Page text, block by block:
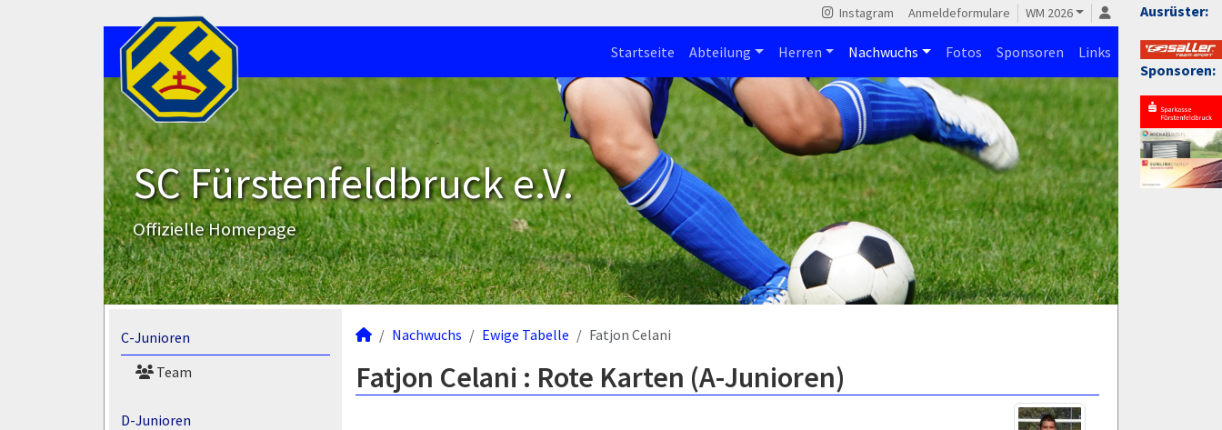
Ausrüster:
Sponsoren:
Instagram Anmeldeformulare WM 2026
Startseite Abteilung Herren Nachwuchs Fotos Sponsoren Links
SC Fürstenfeldbruck e.V.
Offizielle Homepage
C-Junioren
Team
D-Junioren
Nachwuchs Ewige Tabelle Fatjon Celani
Fatjon Celani : Rote Karten (A-Junioren)